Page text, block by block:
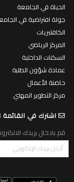
الحياة في الجامعة
جولة افتراضية في
الكافتيريات
المركز الرياضي
السكنات الداخلية
عمادة شؤون الطلبة
حاضنة الأعمال
مركز التطوير المهني
اشترك في القائمة
قم بادخال بريدك